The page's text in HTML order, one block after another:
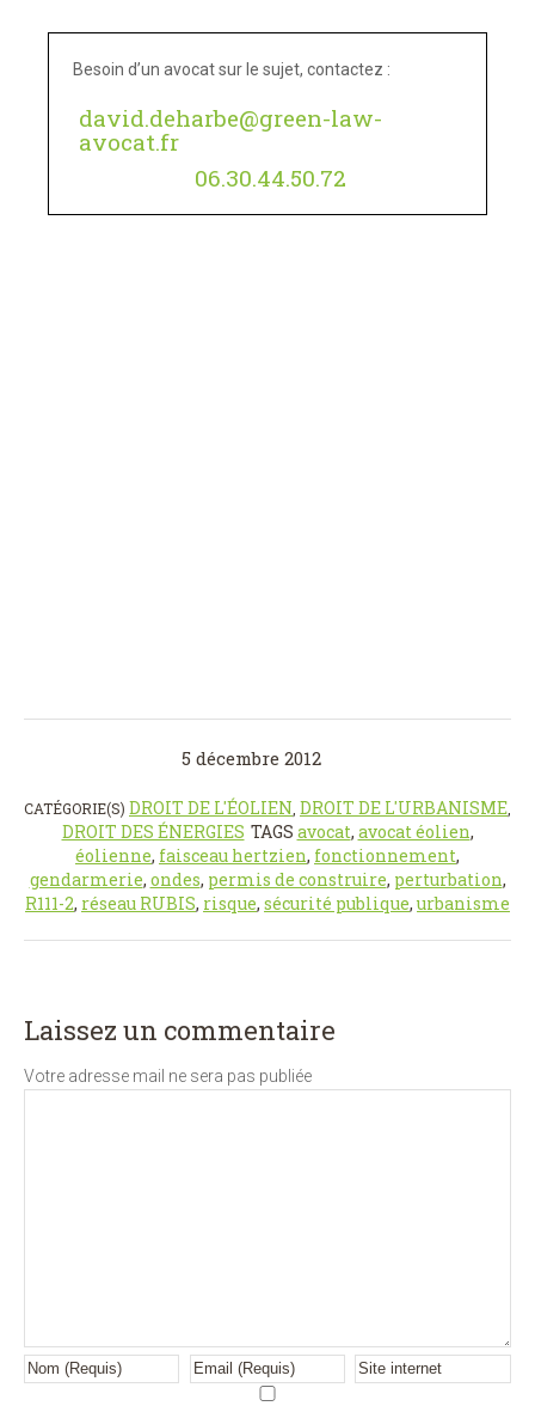
Besoin d’un avocat sur le sujet, contactez :
david.deharbe@green-law-
avocat.fr
06.30.44.50.72
5 décembre 2012
CATÉGORIE(S) DROIT DE L'ÉOLIEN DROIT DE L'URBANISME
DROIT DES ÉNERGIES TAGS avocat, avocat éolien,
éolienne, faisceau hertzien, fonctionnement,
gendarmerie, ondes, permis de construire, perturbation,
R111-2, réseau RUBIS, risque, sécurité publique, urbanisme
Laissez un commentaire
Votre adresse mail ne sera pas publiée